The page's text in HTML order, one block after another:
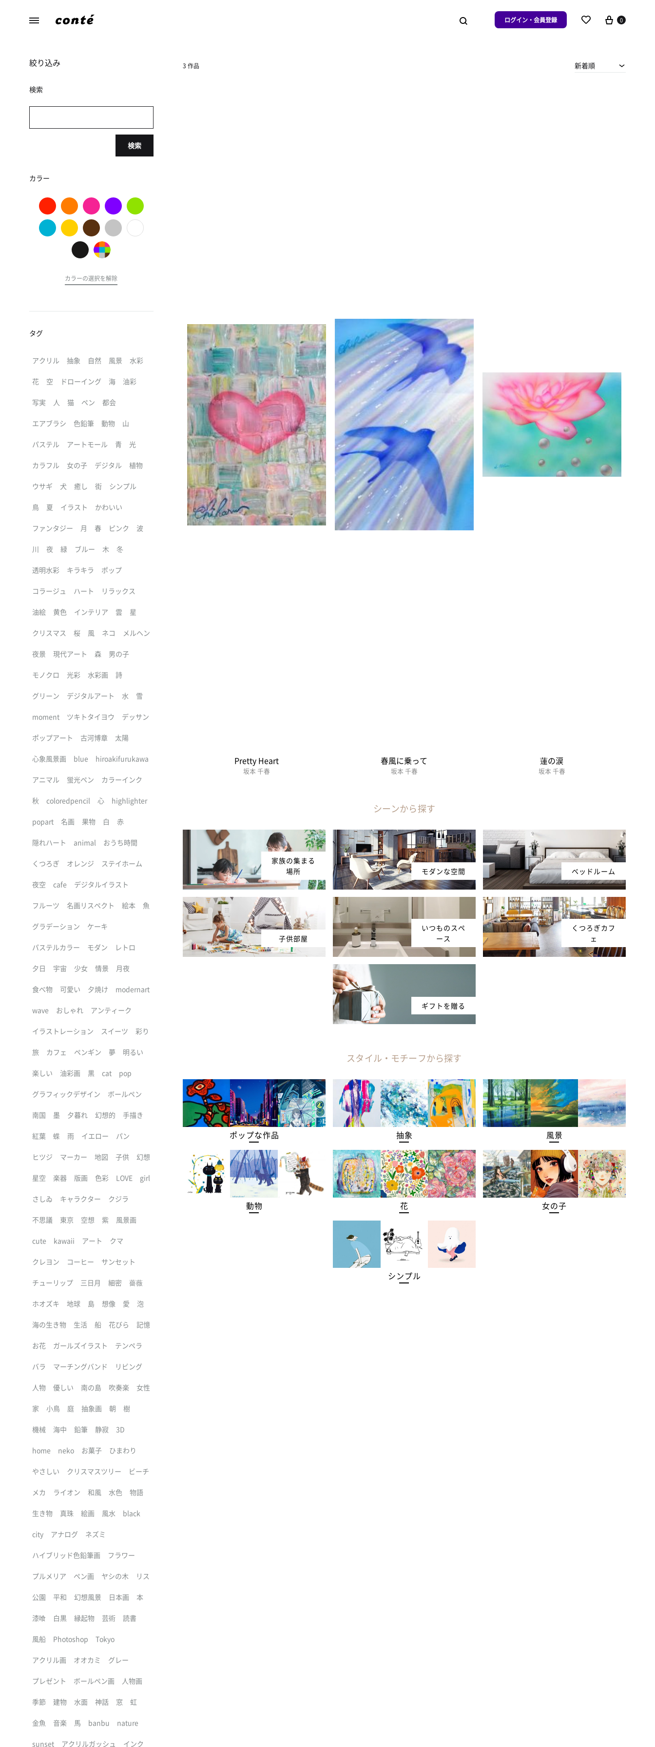
ら
た
の
ログイン・会員登録 0
3 作品 新着順
Pretty Heart
坂本 千春
春風に乗って
坂本 千春
蓮の涙
坂本 千春
シーンから探す
家族の集まる
場所
モダンな空間 ベッドルーム
子供部屋
いつものスペ
ース
くつろぎカフ
ェ
ギフトを贈る
スタイル・モチーフから探す
ポップな作品 抽象 風景
動物 花 女の子
シンプル
絞り込み
検索
検索
カラー
カラーの選択を解除
タグ
アクリル 抽象 自然 風景 水彩
花 空 ドローイング 海 油彩
写実 人 猫 ペン 都会
エアブラシ 色鉛筆 動物 山
パステル アートモール 青 光
カラフル 女の子 デジタル 植物
ウサギ 犬 癒し 街 シンプル
鳥 夏 イラスト かわいい
ファンタジー 月 春 ピンク 波
川 夜 緑 ブルー 木 冬
透明水彩 キラキラ ポップ
コラージュ ハート リラックス
油絵 黄色 インテリア 雲 星
クリスマス 桜 風 ネコ メルヘン
夜景 現代アート 森 男の子
モノクロ 光彩 水彩画 詩
グリーン デジタルアート 水 雪
moment ツキトタイヨウ デッサン
ポップアート 古河博章 太陽
心象風景画 blue hiroakifurukawa
アニマル 蛍光ペン カラーインク
秋 coloredpencil 心 highlighter
popart 名画 果物 白 赤
隠れハート animal おうち時間
くつろぎ オレンジ ステイホーム
夜空 cafe デジタルイラスト
フルーツ 名画リスペクト 絵本 魚
グラデーション ケーキ
パステルカラー モダン レトロ
夕日 宇宙 少女 情景 月夜
食べ物 可愛い 夕焼け modernart
wave おしゃれ アンティーク
イラストレーション スイーツ 彩り
旅 カフェ ペンギン 夢 明るい
楽しい 油彩画 黒 cat pop
グラフィックデザイン ボールペン
南国 墨 夕暮れ 幻想的 手描き
紅葉 蝶 雨 イエロー パン
ヒツジ マーカー 地図 子供 幻想
星空 楽器 版画 色彩 LOVE girl
さしゐ キャラクター クジラ
不思議 東京 空想 紫 風景画
cute kawaii アート クマ
クレヨン コーヒー サンセット
チューリップ 三日月 細密 薔薇
ホオズキ 地球 島 想像 愛 泡
海の生き物 生活 船 花びら 記憶
お花 ガールズイラスト テンペラ
バラ マーチングバンド リビング
人物 優しい 南の島 吹奏楽 女性
家 小鳥 庭 抽象画 朝 樹
機械 海中 鉛筆 静寂 3D
home neko お菓子 ひまわり
やさしい クリスマスツリー ビーチ
メカ ライオン 和風 水色 物語
生き物 真珠 絵画 風水 black
city アナログ ネズミ
ハイブリッド色鉛筆画 フラワー
プルメリア ペン画 ヤシの木 リス
公園 平和 幻想風景 日本画 本
漆喰 白黒 縁起物 芸術 読書
風船 Photoshop Tokyo
アクリル画 オオカミ グレー
プレゼント ボールペン画 人物画
季節 建物 水面 神話 窓 虹
金魚 音楽 馬 banbu nature
sunset アクリルガッシュ インク